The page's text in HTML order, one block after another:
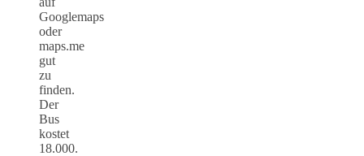
Googlemaps
oder
maps.me
gut
zu
finden.
Der
Bus
kostet
18.000.